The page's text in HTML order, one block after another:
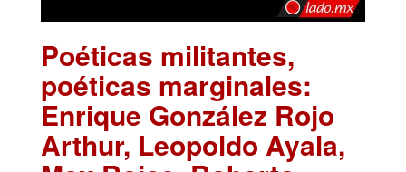
Poéticas militantes,
poéticas marginales:
Enrique González Rojo
Arthur, Leopoldo Ayala,